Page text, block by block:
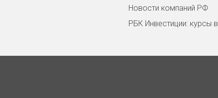
Новости компаний РФ
РБК Инвестиции: курсы